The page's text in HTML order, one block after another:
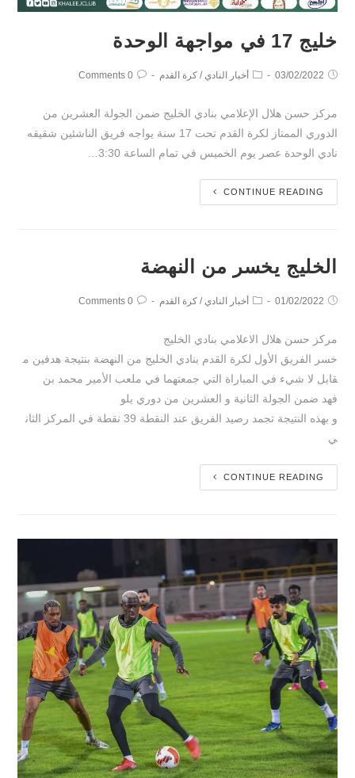
خليج 17 في مواجهة الوحدة
03/02/2022 أخبار النادي / كرة القدم 0 Comments
مركز حسن هلال الإعلامي بنادي الخليج ضمن الجولة العشرين من
الدوري الممتاز لكرة القدم تحت 17 سنة يواجه فريق الناشئين شقيقه
نادي الوحدة عصر يوم الخميس في تمام الساعة 3:30…
CONTINUE READING
الخليج يخسر من النهضة
01/02/2022 أخبار النادي / كرة القدم 0 Comments
مركز حسن هلال الاعلامي بنادي الخليج
خسر الفريق الأول لكرة القدم بنادي الخليج من النهضة بنتيجة هدفين م
قابل لا شيء في المباراة التي جمعتهما في ملعب الأمير محمد بن
فهد ضمن الجولة الثانية و العشرين من دوري يلو
و بهذه النتيجة تجمد رصيد الفريق عند النقطة 39 نقطة في المركز الثان
ي
CONTINUE READING